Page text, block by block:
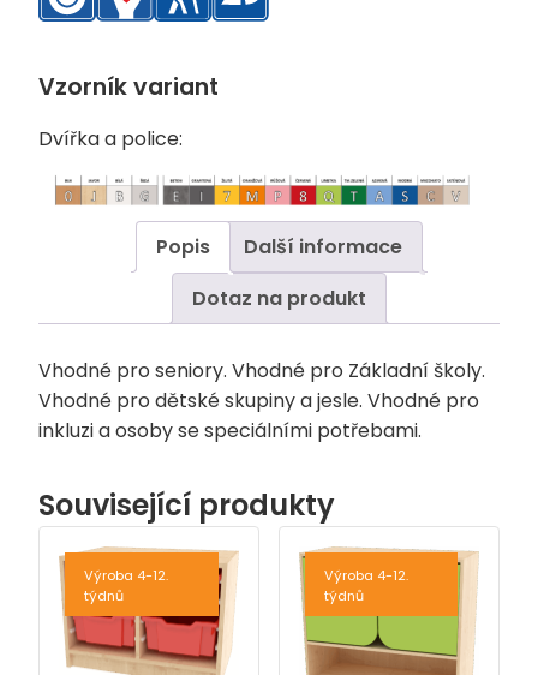
Vzorník variant
Dvířka a police:
Popis
Další informace
Dotaz na produkt
Vhodné pro seniory. Vhodné pro Základní školy.
Vhodné pro dětské skupiny a jesle. Vhodné pro
inkluzi a osoby se speciálními potřebami.
Související produkty
Výroba 4-12.
týdnů
Výroba 4-12.
týdnů